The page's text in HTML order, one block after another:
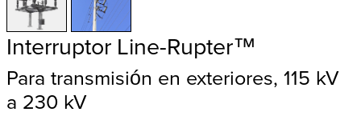
Interruptor Line-Rupter™
Para transmisión en exteriores, 115 kV
a 230 kV